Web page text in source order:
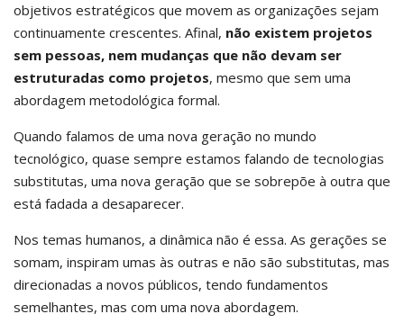
objetivos estratégicos que movem as organizações sejam
continuamente crescentes. Afinal, não existem projetos
sem pessoas, nem mudanças que não devam ser
estruturadas como projetos, mesmo que sem uma
abordagem metodológica formal.
Quando falamos de uma nova geração no mundo
tecnológico, quase sempre estamos falando de tecnologias
substitutas, uma nova geração que se sobrepõe à outra que
está fadada a desaparecer.
Nos temas humanos, a dinâmica não é essa. As gerações se
somam, inspiram umas às outras e não são substitutas, mas
direcionadas a novos públicos, tendo fundamentos
semelhantes, mas com uma nova abordagem.